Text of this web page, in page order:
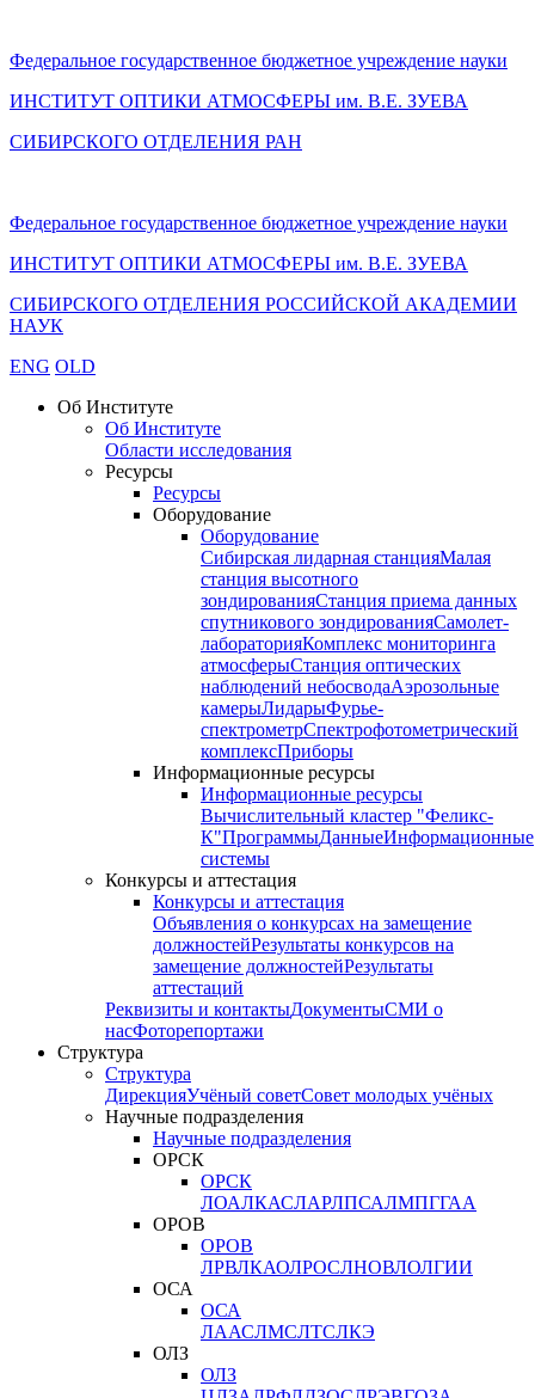
Федеральное государственное бюджетное учреждение науки
ИНСТИТУТ ОПТИКИ АТМОСФЕРЫ им. В.Е. ЗУЕВА
СИБИРСКОГО ОТДЕЛЕНИЯ РАН
Федеральное государственное бюджетное учреждение науки
ИНСТИТУТ ОПТИКИ АТМОСФЕРЫ им. В.Е. ЗУЕВА
СИБИРСКОГО ОТДЕЛЕНИЯ РОССИЙСКОЙ АКАДЕМИИ
НАУК
ENG OLD
Об Институте
Об Институте
Области исследования
Ресурсы
Ресурсы
Оборудование
Оборудование
Сибирская лидарная станцияМалая
станция высотного
зондированияСтанция приема данных
спутникового зондированияСамолет-
лабораторияКомплекс мониторинга
атмосферыСтанция оптических
наблюдений небосводаАэрозольные
камерыЛидарыФурье-
спектрометрСпектрофотометрический
комплексПриборы
Информационные ресурсы
Информационные ресурсы
Вычислительный кластер "Феликс-
К"ПрограммыДанныеИнформационные
системы
Конкурсы и аттестация
Конкурсы и аттестация
Объявления о конкурсах на замещение
должностейРезультаты конкурсов на
замещение должностейРезультаты
аттестаций
Реквизиты и контактыДокументыСМИ о
насФоторепортажи
Структура
Структура
ДирекцияУчёный советСовет молодых учёных
Научные подразделения
Научные подразделения
ОРСК
ОРСК
ЛОАЛКАСЛАРЛПСАЛМПГГАА
ОРОВ
ОРОВ
ЛРВЛКАОЛРОСЛНОВЛОЛГИИ
ОСА
ОСА
ЛААСЛМСЛТСЛКЭ
ОЛЗ
ОЛЗ